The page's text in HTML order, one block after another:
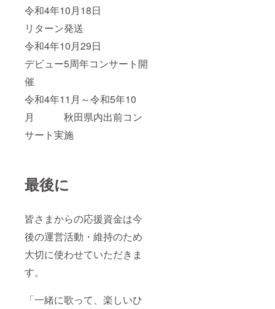
令和4年10月18日
リターン発送
令和4年10月29日
デビュー5周年コンサート開
催
令和4年11月～令和5年10
月 秋田県内出前コン
サート実施
最後に
皆さまからの応援資金は今
後の運営活動・維持のため
大切に使わせていただきま
す。
「一緒に歌って、楽しいひ